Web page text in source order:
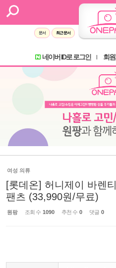
문서 최근 문서
네이버 ID로 로그인 회
여성 의류
[롯데온] 허니제이 바렌
팬츠 (33,990원/무료)
원팡 조회 수 1090 추천 수 0 댓글 0